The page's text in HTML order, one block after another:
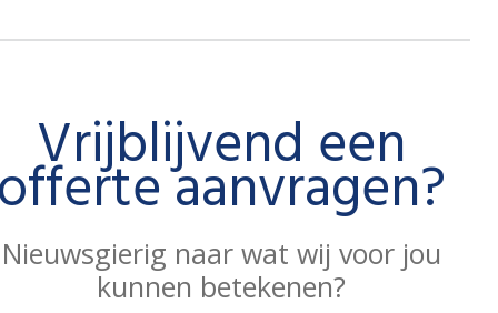
Vrijblijvend een
aanvragen?
Nieuwsgierig naar wat wij voor jou
kunnen betekenen?